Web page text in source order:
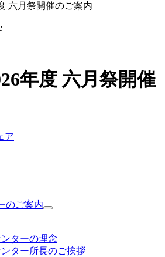
六月祭開催のご案内
年度 六月祭開催
のご案内
ターの理念
ター所長のご挨拶